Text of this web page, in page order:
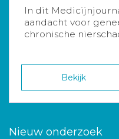
In dit
aandacht voor
chronische
Bekijk
Nieuw onderzoek